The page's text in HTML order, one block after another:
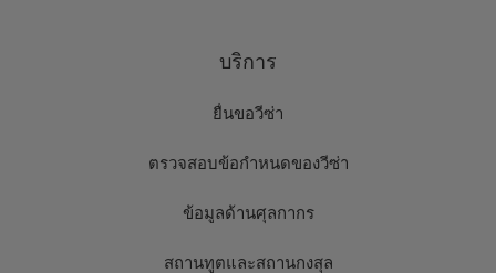
บริการ
ยื่นขอวีซ่า
ตรวจสอบข้อกำหนดของวีซ่า
ข้อมูลด้านศุลกากร
สถานทูตและสถานกงสุล